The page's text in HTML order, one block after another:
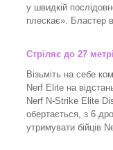
у швидкій
плескає». Бластер
Стріляє до 27
Візьміть на себе
Nerf Elite на
Nerf N-Strike Elite
обертається, з 6
утримувати бійців